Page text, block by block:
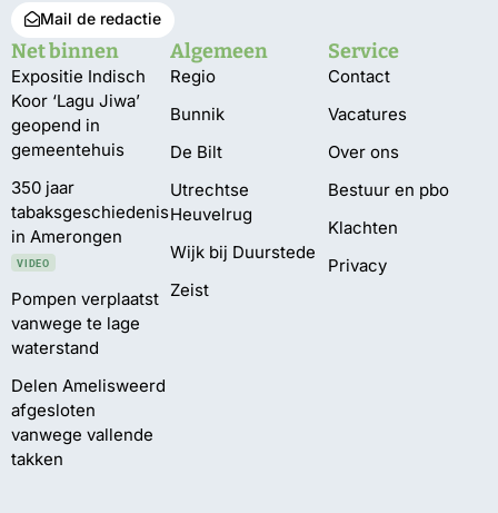
Mail de redactie
Net binnen
Expositie Indisch
Koor ‘Lagu Jiwa’
geopend in
gemeentehuis
350 jaar
tabaksgeschiedenis
in Amerongen
VIDEO
Pompen verplaatst
vanwege te lage
waterstand
Delen Amelisweerd
afgesloten
vanwege vallende
takken
Algemeen
Regio
Bunnik
De Bilt
Utrechtse
Heuvelrug
Wijk bij Duurstede
Zeist
Service
Contact
Vacatures
Over ons
Bestuur en pbo
Klachten
Privacy